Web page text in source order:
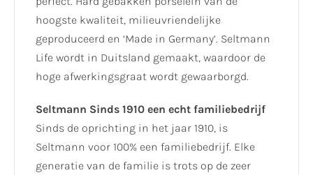
hoogste kwaliteit, milieuvriendelijke
geproduceerd en ‘Made in Germany’. Seltmann
Life wordt in Duitsland gemaakt, waardoor de
hoge afwerkingsgraat wordt gewaarborgd.
Seltmann Sinds 1910 een echt familiebedrijf
Sinds de oprichting in het jaar 1910, is
Seltmann voor 100% een familiebedrijf. Elke
generatie van de familie is trots op de zeer